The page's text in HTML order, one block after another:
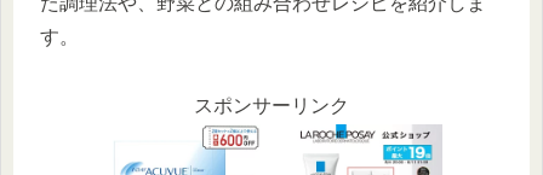
す。
スポンサーリンク